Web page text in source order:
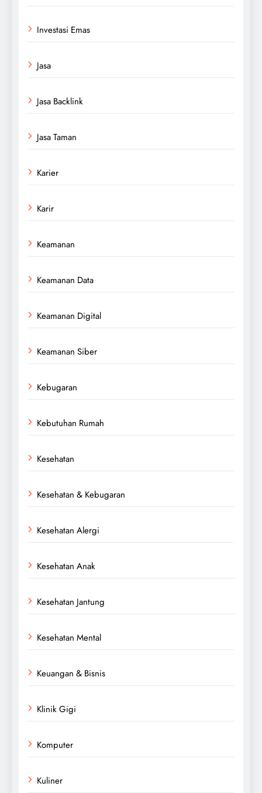
Investasi Emas
Jasa
Jasa Backlink
Jasa Taman
Karier
Karir
Keamanan
Keamanan Data
Keamanan Digital
Keamanan Siber
Kebugaran
Kebutuhan Rumah
Kesehatan
Kesehatan & Kebugaran
Kesehatan Alergi
Kesehatan Anak
Kesehatan Jantung
Kesehatan Mental
Keuangan & Bisnis
Klinik Gigi
Komputer
Kuliner